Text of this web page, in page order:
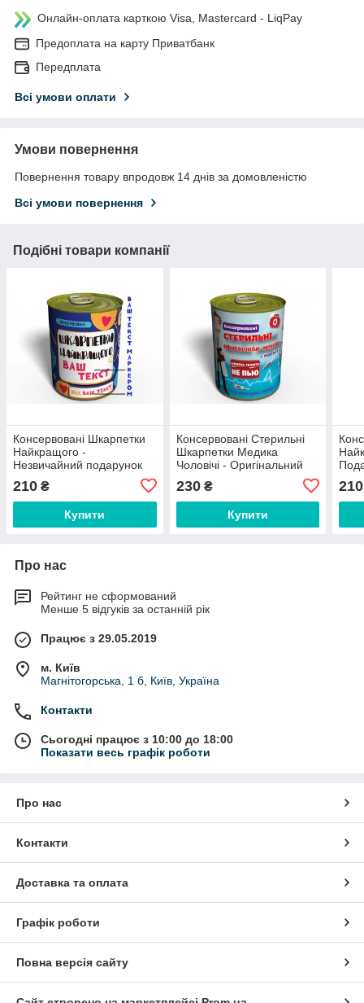
Онлайн-оплата карткою Visa, Mastercard - LiqPay
Предоплата на карту Приватбанк
Передплата
Всі умови оплати
Умови повернення
Повернення товару впродовж 14 днів за домовленістю
Всі умови повернення
Подібні товари компанії
Консервовані Шкарпетки
Найкращого -
Незвичайний подарунок
210 ₴
Купити
Консервовані Стерильні
Шкарпетки Медика
Чоловічі - Оригінальний
Медика
230₴
Купити
210
Про нас
Рейтинг не сформований
Менше 5 відгуків за останній рік
Працює з 29.05.2019
м. Київ
Магнітогорська, 1 б, Київ, Україна
Контакти
Сьогодні працює з 10:00 до 18:00
Показати весь графік роботи
Про нас
Контакти
Доставка та оплата
Графік роботи
Повна версія сайту